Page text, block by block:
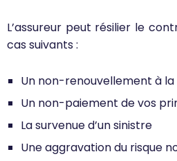
L’assureur peut résilier le
cas suivants :
Un non-renouvellement à
Un non-paiement de vos
La survenue d’un sinistre
Une aggravation du risque